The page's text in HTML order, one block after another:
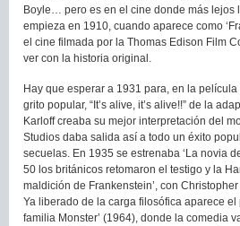
Boyle… pero es en el cine donde más lejos
empieza en 1910, cuando aparece como
el cine filmada por la Thomas Edison Film
ver con la historia original.
Hay que esperar a 1931 para, en la
grito popular, “It’s alive, it’s alive!!” de la
Karloff creaba su mejor interpretación del
Studios daba salida así a todo un éxito
secuelas. En 1935 se estrenaba ‘La novia
50 los británicos retomaron el testigo y la
maldición de Frankenstein’, con
Ya liberado de la carga filosófica aparece el
familia Monster’ (1964), donde la comedia